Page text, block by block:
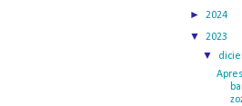
► 2024
▼ 2023
▼